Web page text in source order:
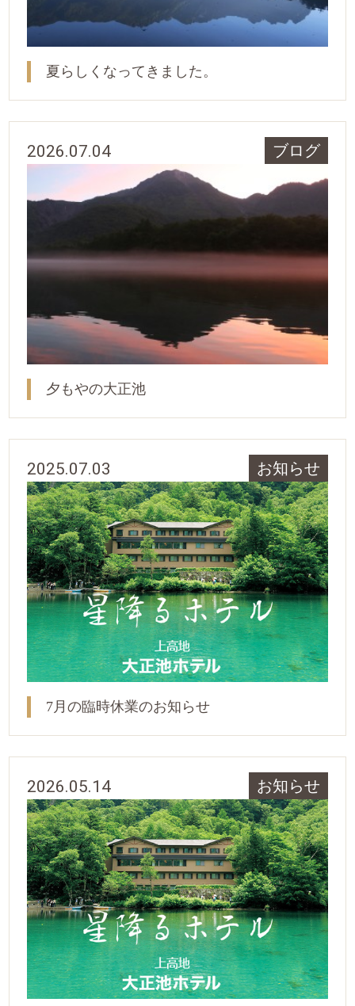
夏らしくなってきました。
2026.07.04 ブログ
夕もやの大正池
2025.07.03 お知らせ
7月の臨時休業のお知らせ
2026.05.14 お知らせ